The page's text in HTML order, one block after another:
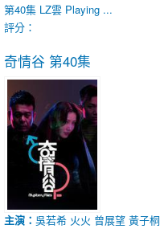
第40集 LZ雲 Playing ...
評分：
奇情谷 第40集
主演： 吳若希 火火 曾展望 黃子桐